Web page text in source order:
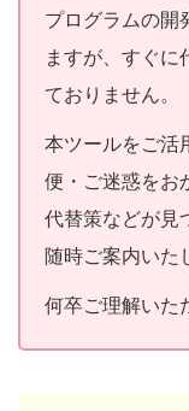
プログラムの開
ますが、すぐに
ておりません。
本ツールをご活
便・ご迷惑をお
代替策などが見
随時ご案内いた
何卒ご理解いた